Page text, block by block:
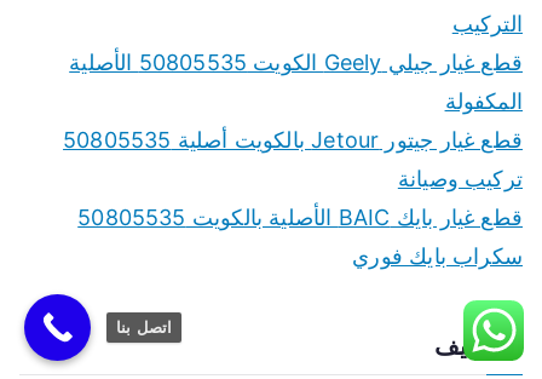
التركيب
قطع غيار جيلي Geely الكويت 50805535 الأصلية
المكفولة
قطع غيار جيتور Jetour بالكويت أصلية 50805535
تركيب وصيانة
قطع غيار بايك BAIC الأصلية بالكويت 50805535
سكراب بايك فوري
الأرشيف
اتصل بنا